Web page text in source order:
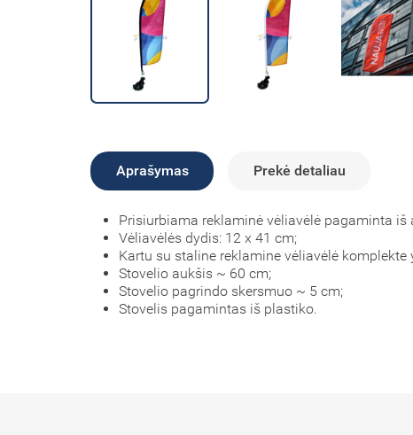
Aprašymas Prekė detaliau
Prisiurbiama reklaminė vėliavėlė pagaminta
Vėliavėlės dydis: 12 x 41 cm;
Kartu su staline reklamine vėliavėlė
Stovelio aukšis ~ 60 cm;
Stovelio pagrindo skersmuo ~ 5 cm;
Stovelis pagamintas iš plastiko.